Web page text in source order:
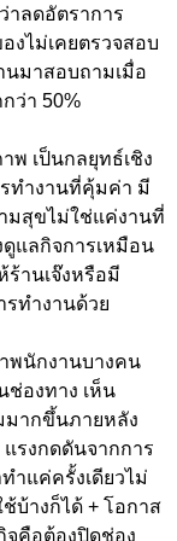
าลดอัตราการ
งไม่เคยตรวจสอบ
นมาสอบถามเมื่อ
ว่า 50%
พ เป็นกลยุทธ์เชิง
ทำงานที่คุ้มค่า มี
มสุขไม่ใช่แค่งานที่
แลกิจการเหมือน
านเจ๊งหรือมี
รทำงานด้วย
าพนักงานบางคน
ช่องทาง เห็น
มากขึ้นภายหลัง
รงกดดันจากการ
ำแค่ครั้งเดียวไม่
บ้างก็ได้ + โอกาส
จคือต้องปิดช่อง